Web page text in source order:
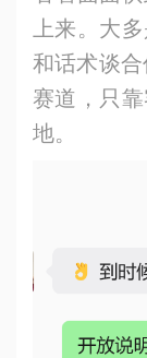
上来。大
和话术谈
赛道，只
地。